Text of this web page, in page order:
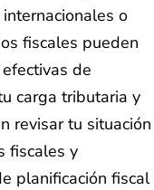
o
fiscales pueden
de
carga tributaria y
revisar tu situación
fiscales y
planificación fiscal